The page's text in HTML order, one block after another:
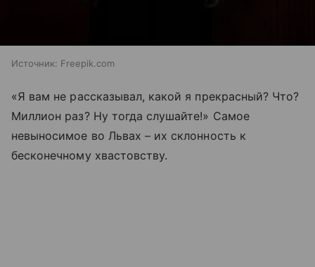
Источник: Freepik.com
«Я вам не рассказывал, какой я прекрасный? Что?
Миллион раз? Ну тогда слушайте!» Самое
невыносимое во Львах – их склонность к
бесконечному хвастовству.